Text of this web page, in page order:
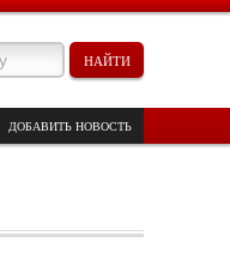
ДОБАВИТЬ НОВОСТЬ